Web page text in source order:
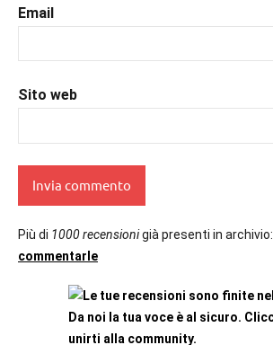
#uncuoretrailibri
Email
Sito web
Più di 1000 recensionigià presenti in archivio:
commentarle